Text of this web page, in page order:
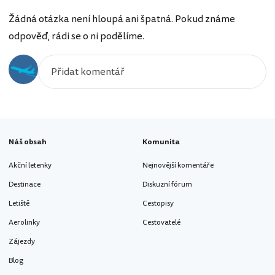
Žádná otázka není hloupá ani špatná. Pokud známe
odpověď, rádi se o ni podělíme.
Náš obsah
Akční letenky
Destinace
Letiště
Aerolinky
Zájezdy
Blog
Komunita
Nejnovější komentáře
Diskuzní fórum
Cestopisy
Cestovatelé